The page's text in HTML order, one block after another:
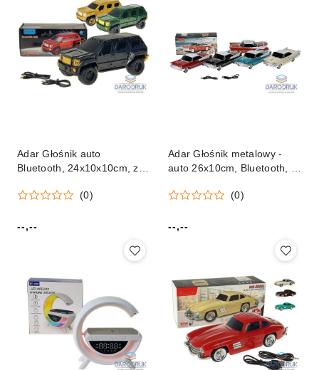
Adar Głośnik auto
Bluetooth, 24x10x10cm, z
mix Adar (627116)
(0)
Cena:
--,--
Adar Głośnik metalowy -
auto 26x10cm, Bluetooth, z
Adar (609938)(0)
Cena:
--,--